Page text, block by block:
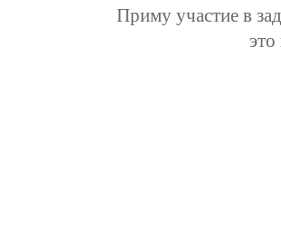
Приму участие в